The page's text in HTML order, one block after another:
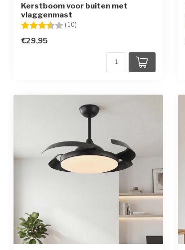
Kerstboom voor buiten met
vlaggenmast
Beoordeling: (10)
€29,95